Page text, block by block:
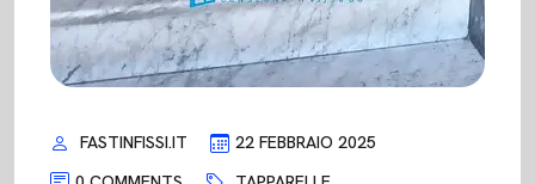
FASTINFISSI.IT
22 FEBBRAIO 2025